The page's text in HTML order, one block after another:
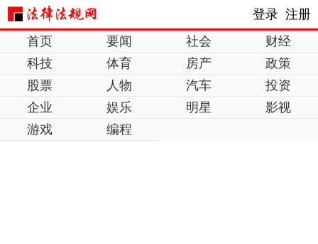
登录 注册
首页
要闻 社会
财经
科技
体育 房产
政策
股票
人物 汽车
投资
企业
娱乐 明星
影视
游戏
编程